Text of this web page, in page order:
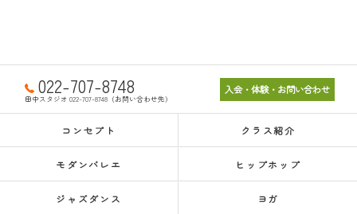
022-707-8748
田中スタジオ 022-707-8748（お問い合わせ先）
入会・体験・お問い合わせ
コンセプト クラス紹介
モダンバレエ ヒップホップ
ジャズダンス ヨガ